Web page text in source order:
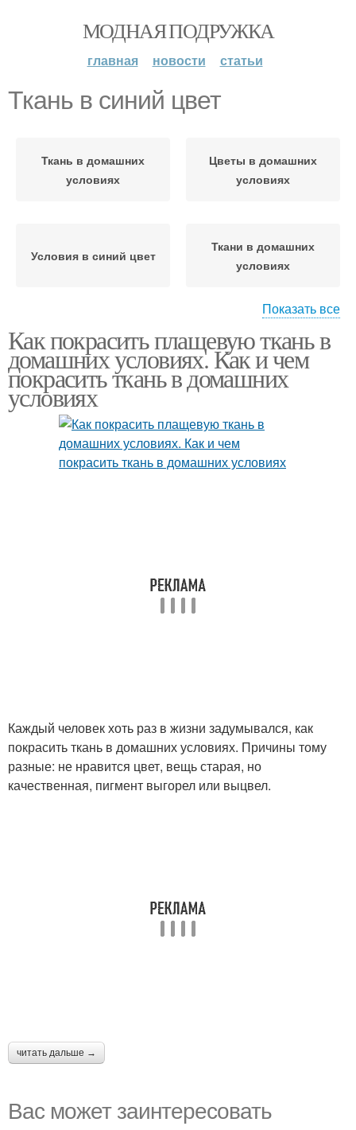
МОДНАЯ ПОДРУЖКА
главная новости статьи
Ткань в синий цвет
Ткань в домашних
условиях
Цветы в домашних
условиях
Условия в синий цвет
Ткани в домашних
условиях
Плащевая ткань
Показать все
Как покрасить плащевую ткань в
домашних условиях. Как и чем
покрасить ткань в домашних
условиях
Каждый человек хоть раз в жизни задумывался, как
покрасить ткань в домашних условиях. Причины тому
разные: не нравится цвет, вещь старая, но
качественная, пигмент выгорел или выцвел.
читать дальше →
Вас может заинтересовать